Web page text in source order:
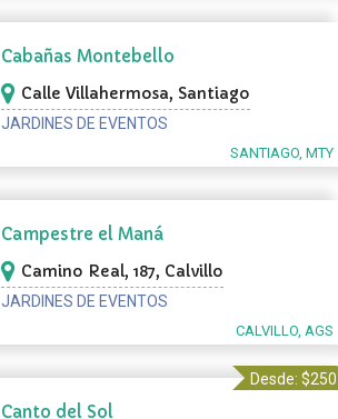
Cabañas Montebello
Calle Villahermosa, Santiago
JARDINES DE EVENTOS
SANTIAGO, MTY
Campestre el Maná
Camino Real, 187, Calvillo
JARDINES DE EVENTOS
CALVILLO, AGS
Canto del Sol
Desde: $250